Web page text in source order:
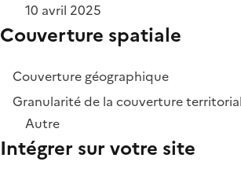
10 avril 2025
Couverture spatiale
Couverture géographique
Granularité de la couverture
Autre
Intégrer sur votre site